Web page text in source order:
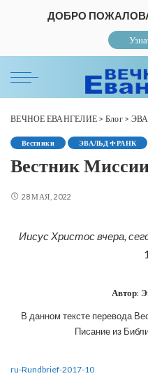
ДОБРО
ВЕЧНОЕ ЕВАНГЕЛИЕ > Блог>
Вестники ЭВАЛЬД ФРАНК
Вестник
28 МАЯ, 2022
Иисус Христос вчера,
Автор:
В данном тексте перевода
Писание из
ru-Rundbrief-2017-10